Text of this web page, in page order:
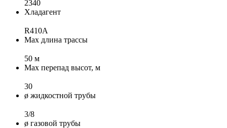
2340
Хладагент
R410A
Max длина трассы
50 м
Max перепад высот, м
30
ø жидкостной трубы
3/8
ø газовой трубы